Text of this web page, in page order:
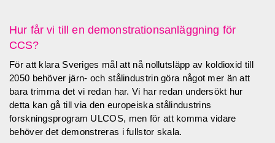
Hur får vi till en demonstrationsanläggning för
CCS?
För att klara Sveriges mål att nå nollutsläpp av koldioxid till
2050 behöver järn- och stålindustrin göra något mer än att
bara trimma det vi redan har. Vi har redan undersökt hur
detta kan gå till via den europeiska stålindustrins
forskningsprogram ULCOS, men för att komma vidare
behöver det demonstreras i fullstor skala.